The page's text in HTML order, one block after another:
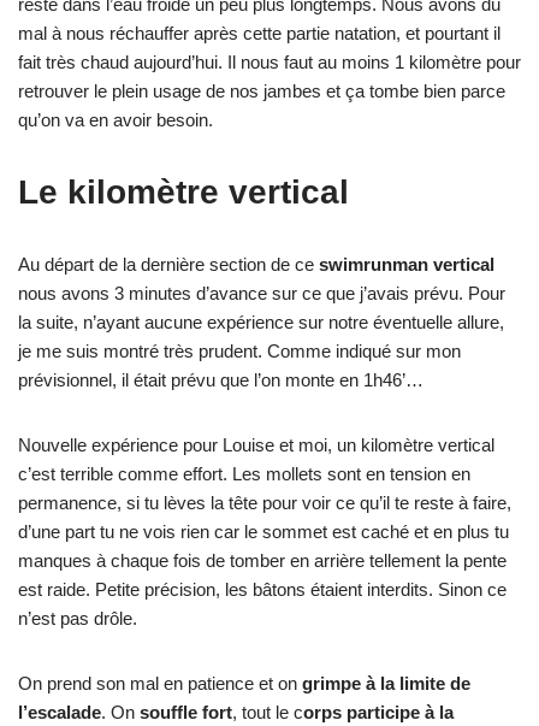
resté dans l’eau froide un peu plus longtemps. Nous avons du
mal à nous réchauffer après cette partie natation, et pourtant il
fait très chaud aujourd’hui. Il nous faut au moins 1 kilomètre pour
retrouver le plein usage de nos jambes et ça tombe bien parce
qu’on va en avoir besoin.
Le kilomètre vertical
Au départ de la dernière section de ce swimrunman vertical
nous avons 3 minutes d’avance sur ce que j’avais prévu. Pour
la suite, n’ayant aucune expérience sur notre éventuelle allure,
je me suis montré très prudent. Comme indiqué sur mon
prévisionnel, il était prévu que l’on monte en 1h46’…
Nouvelle expérience pour Louise et moi, un kilomètre vertical
c’est terrible comme effort. Les mollets sont en tension en
permanence, si tu lèves la tête pour voir ce qu’il te reste à faire,
d’une part tu ne vois rien car le sommet est caché et en plus tu
manques à chaque fois de tomber en arrière tellement la pente
est raide. Petite précision, les bâtons étaient interdits. Sinon ce
n’est pas drôle.
On prend son mal en patience et on grimpe à la limite de
l’escalade. On souffle fort, tout le corps participe à la